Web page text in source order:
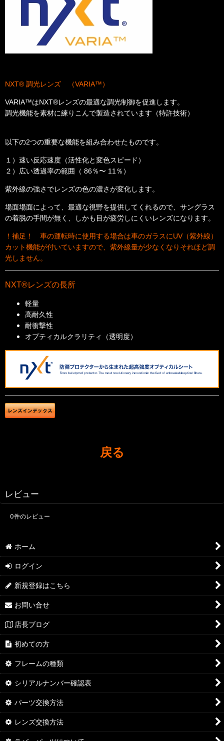
NXT® 調光レンズ （VARIA™）
VARIA™はNXT®レンズの最適な調光制御を促進します。
調光機能を素材に練りこんで製造されています（特許技術）
以下の2つの重要な機能を組み合わせたものです。
１）速い反応速度（活性化と変色スピード）
２）広い透過率の範囲（ 86％〜 11％）
紫外線の強さでレンズの色の濃さが変化します。
場面場面によって、最適な視野を提供してくれるので、サングラス
の着脱の手間が無く、しかも目が疲労しにくいレンズになります。
！補足！ 車の運転時に使用する場合は車のガラスにUV（紫外線）
カット機能が付いていますので、紫外線量が少なくなりそれほど調
光しません。
NXT®レンズの長所
軽量
高耐久性
耐衝撃性
オプティカルクラリティ（透明度）
戻る
レビュー
0件のレビュー
ホーム
ログイン
新規登録はこちら
お問い合せ
店長ブログ
初めての方
フレームの種類
シリアルナンバー確認表
パーツ交換方法
レンズ交換方法